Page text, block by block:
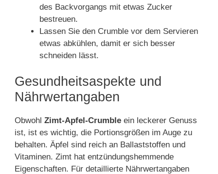
des Backvorgangs mit etwas Zucker
bestreuen.
Lassen Sie den Crumble vor dem Servieren
etwas abkühlen, damit er sich besser
schneiden lässt.
Gesundheitsaspekte und
Nährwertangaben
Obwohl Zimt-Apfel-Crumble ein leckerer Genuss
ist, ist es wichtig, die Portionsgrößen im Auge zu
behalten. Äpfel sind reich an Ballaststoffen und
Vitaminen. Zimt hat entzündungshemmende
Eigenschaften. Für detaillierte Nährwertangaben